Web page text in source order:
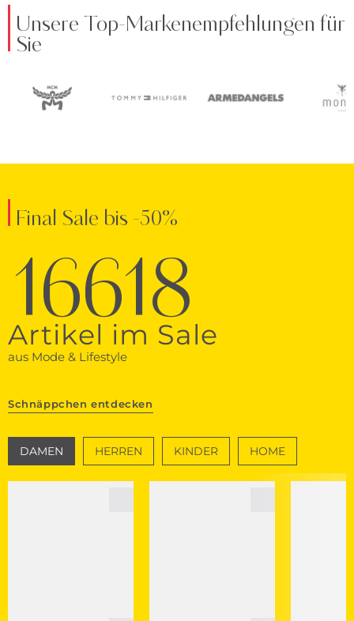
Unsere Top-Markenempfehlungen für
Sie
Final Sale bis -50%
16618
Artikel im Sale
aus Mode & Lifestyle
Schnäppchen entdecken
DAMEN HERREN KINDER HOME